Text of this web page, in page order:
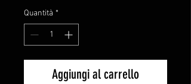
Quantità *
Aggiungi al carrello